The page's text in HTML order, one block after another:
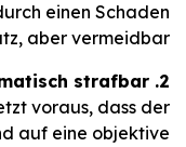
einen Schaden
aber vermeidbar.
2. Ist jeder Unfall automatisch strafbar?
voraus, dass der
auf eine objektive